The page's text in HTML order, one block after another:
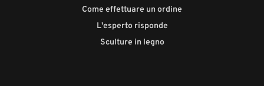
Come effettuare un ordine
L'esperto risponde
Sculture in legno